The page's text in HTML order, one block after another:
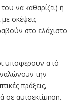
να καθαρίζει) ή
σκέψεις
στο ελάχιστο
υποφέρουν από
την
πράξεις,
σε αυτοεκτίμηση.